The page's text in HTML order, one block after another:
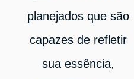
planejados que são
capazes de refletir
sua essência,